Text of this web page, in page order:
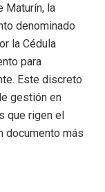
Maturín, la
denominado
la Cédula
para
Este discreto
gestión en
que rigen el
documento más